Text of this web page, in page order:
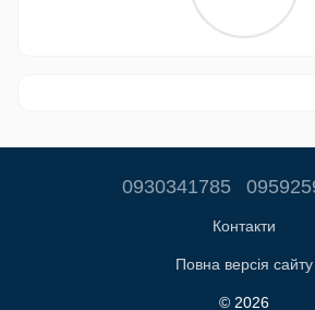
0930341785
Контакти
Повна версія сайту
© 2026